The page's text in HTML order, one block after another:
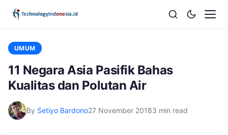
UMUM
11 Negara Asia Pasifik Bahas
Kualitas dan Polutan Air
By Setiyo Bardono27 November 20183 min read